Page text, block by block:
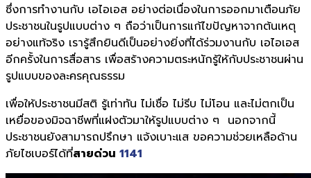
ซึ่งการทำงานกับ เอไอเอส อย่างต่อเนื่องในการออกมาเตือนภัย
ประชาชนในรูปแบบต่าง ๆ ถือว่าเป็นการแก้ไขปัญหาจากต้นเหตุ
อย่างแท้จริง เรารู้สึกยินดีเป็นอย่างยิ่งที่ได้ร่วมงานกับ เอไอเอส
อีกครั้งในการสื่อสาร เพื่อสร้างความตระหนักรู้ให้กับประชาชนผ่าน
รูปแบบของละครคุณธรรม
เพื่อให้ประชาชนมีสติ รู้เท่าทัน ไม่เชื่อ ไม่รีบ ไม่โอน และไม่ตกเป็น
เหยื่อของมิจฉาชีพที่แฝงตัวมาให้รูปแบบต่าง ๆ นอกจากนี้
ประชาชนยังสามารถปรึกษา แจ้งเบาะแส ขอความช่วยเหลือด้าน
ภัยไซเบอร์ได้ที่สายด่วน 1141